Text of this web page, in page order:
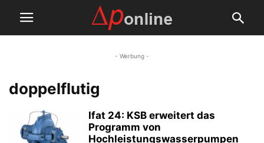
- Werbung -
doppelflutig
Ifat 24: KSB erweitert das
Programm von
Hochleistungswasserpumpen